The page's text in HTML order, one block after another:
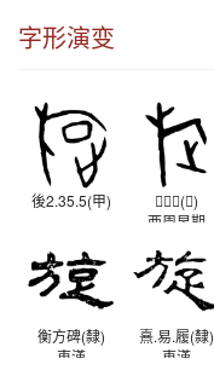
字形演变
後2.35.5(甲)
𥃝圜器(金)
西周早期
衡方碑(隸)
東漢
熹.易.履(隸)
東漢